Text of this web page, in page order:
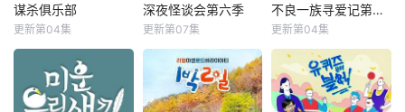
谋杀俱乐部
&nbsp;&nbsp;&nb
sp;&nbsp;&nbsp;&
谋杀俱乐部
更新第04集
深夜怪谈会第六季
金浩英
深夜怪谈会第六季
更新第07集
不良一族寻爱记第二季
永野
&nbsp;&nbsp;&nb
sp;&nbsp;&nbsp;&
不良一族寻爱记第二季
更新第04集